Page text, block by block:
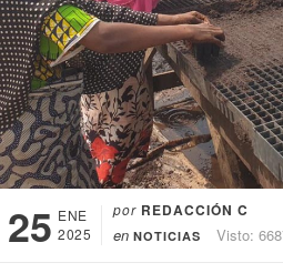
25 ENE
2025
por REDACCIÓN C
en NOTICIAS Visto: